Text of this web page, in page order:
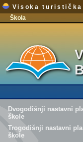
Visoka
Škola
Dvogodišnji nastavni
škole
Trogodišnji nastavni
škole